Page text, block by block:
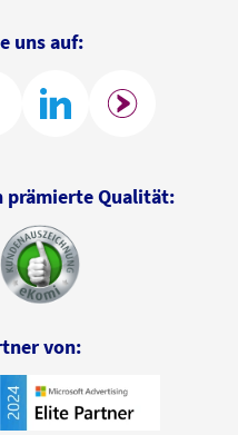
uns auf:
prämierte Qualität:
von: